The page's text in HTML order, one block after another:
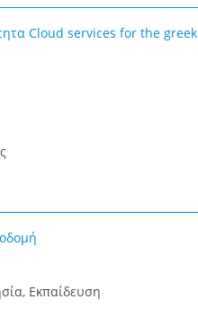
Cloud services for the greek
Εκπαίδευση